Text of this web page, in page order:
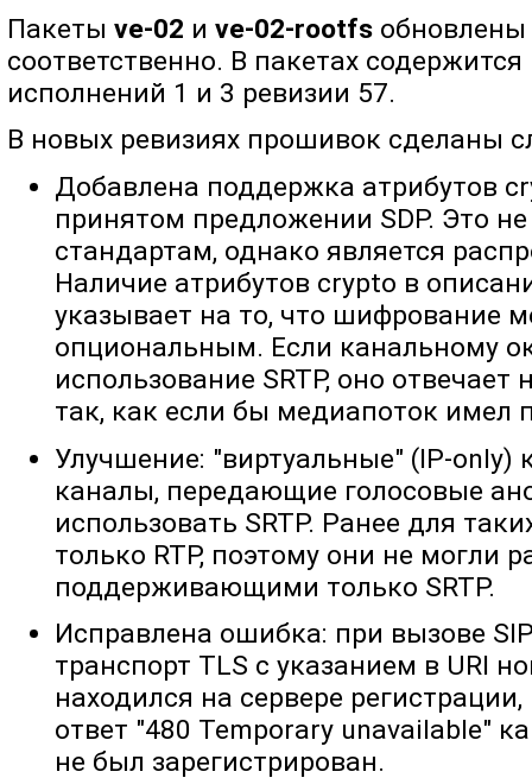
Пакетыve-02 иve-02-rootfs
соответственно. В пакетах
исполнений 1 и 3 ревизии 57.
В новых ревизиях прошивок сделаны
Добавлена поддержка атрибутов
принятом предложении SDP. Это не
стандартам, однако является
Наличие атрибутов crypto в
указывает на то, что шифрование
опциональным. Если канальному
использование SRTP, оно
так, как если бы медиапоток имел
Улучшение: "виртуальные" (IP-
каналы, передающие голосовые
использовать SRTP. Ранее для
только RTP, поэтому они не могли
поддерживающими только SRTP.
Исправлена ошибка: при вызове
транспорт TLS с указанием в URI
находился на сервере
ответ "480 Temporary unavailable"
не был зарегистрирован.